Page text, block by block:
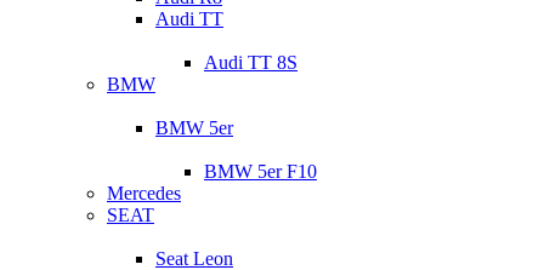
Audi TT
Audi TT 8S
BMW
BMW 5er
BMW 5er F10
Mercedes
SEAT
Seat Leon